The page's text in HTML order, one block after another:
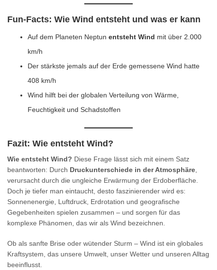
Fun-Facts: Wie Wind entsteht und was er kann
Auf dem Planeten Neptun entsteht Wind mit über 2.000
km/h
Der stärkste jemals auf der Erde gemessene Wind hatte
408 km/h
Wind hilft bei der globalen Verteilung von Wärme,
Feuchtigkeit und Schadstoffen
Fazit: Wie entsteht Wind?
Wie entsteht Wind? Diese Frage lässt sich mit einem Satz
beantworten: Durch Druckunterschiede in der Atmosphäre
verursacht durch die ungleiche Erwärmung der Erdoberfläche.
Doch je tiefer man eintaucht, desto faszinierender wird es:
Sonnenenergie, Luftdruck, Erdrotation und geografische
Gegebenheiten spielen zusammen – und sorgen für das
komplexe Phänomen, das wir als Wind bezeichnen.
Ob als sanfte Brise oder wütender Sturm – Wind ist ein globales
Kraftsystem, das unsere Umwelt, unser Wetter und unseren Alltag
beeinflusst.